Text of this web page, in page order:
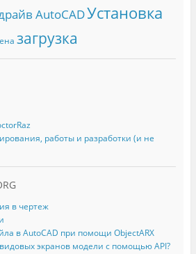
AutoCADУстановка
загрузка
работы и разработки (и не
в чертеж
в AutoCAD при помощи ObjectARX
видовых экранов модели с помощью API?